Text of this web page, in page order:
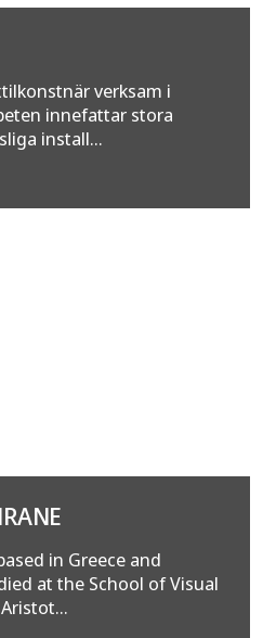
verksam i
innefattar stora
install...
in Greece and
at the School of Visual